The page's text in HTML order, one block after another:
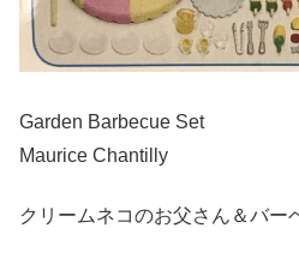
Garden Barbecue Set
Maurice Chantilly
クリームネコのお父さん＆バー